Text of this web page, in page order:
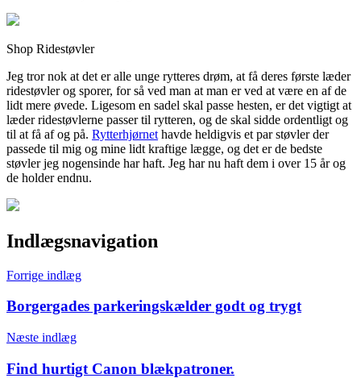
Shop Ridestøvler
Jeg tror nok at det er alle unge rytteres drøm, at få deres første læder
ridestøvler og sporer, for så ved man at man er ved at være en af de
lidt mere øvede. Ligesom en sadel skal passe hesten, er det vigtigt at
læder ridestøvlerne passer til rytteren, og de skal sidde ordentligt og
til at få af og på. Rytterhjørnet havde heldigvis et par støvler der
passede til mig og mine lidt kraftige lægge, og det er de bedste
støvler jeg nogensinde har haft. Jeg har nu haft dem i over 15 år og
de holder endnu.
Indlægsnavigation
Forrige indlæg
Borgergades parkeringskælder godt og trygt
Næste indlæg
Find hurtigt Canon blækpatroner.